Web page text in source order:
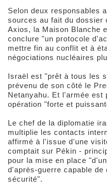
Selon deux responsables
sources au fait du dossier
Axios, la Maison Blanche
conclure "un protocole
mettre fin au conflit et à
négociations nucléaires
Israël est "prêt à tous les
prévenu de son côté le
Netanyahu. Et l'armée est
opération "forte et
Le chef de la diplomatie
multiplie les contacts
affirmé à l'issue d'une
comptait sur Pékin -
pour la mise en place
d'après-guerre capable
sécurité".